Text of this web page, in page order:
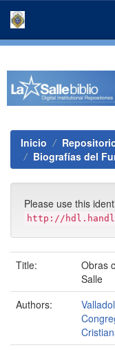
Inicio
Biografías del
Please use this
http://
Title:
Obras
Salle
Authors: